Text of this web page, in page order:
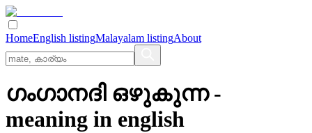
HomeEnglish listingMalayalam listingAbout
ഗംഗാനദി ഒഴുകുന്ന-
meaning in english